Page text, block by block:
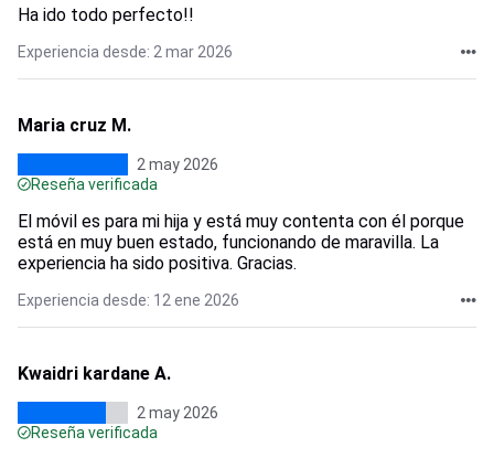
Ha ido todo perfecto!!
Experiencia desde: 2 mar 2026
Maria cruz M.
2 may 2026
Reseña verificada
El móvil es para mi hija y está muy contenta con él porque
está en muy buen estado, funcionando de maravilla. La
experiencia ha sido positiva. Gracias.
Experiencia desde: 12 ene 2026
Kwaidri kardane A.
2 may 2026
Reseña verificada